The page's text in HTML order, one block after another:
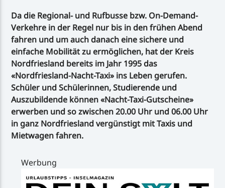
Da die Regional- und Rufbusse bzw. On-Demand-
Verkehre in der Regel nur bis in den frühen Abend
fahren und um auch danach eine sichere und
einfache Mobilität zu ermöglichen, hat der Kreis
Nordfriesland bereits im Jahr 1995 das
«Nordfriesland-Nacht-Taxi» ins Leben gerufen.
Schüler und Schülerinnen, Studierende und
Auszubildende können «Nacht-Taxi-Gutscheine»
erwerben und so zwischen 20.00 Uhr und 06.00 Uhr
in ganz Nordfriesland vergünstigt mit Taxis und
Mietwagen fahren.
Werbung